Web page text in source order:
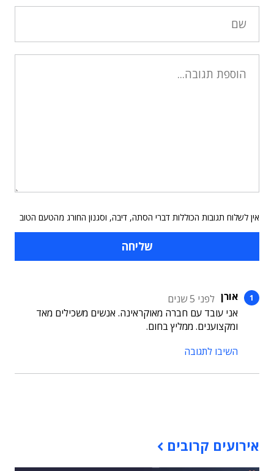
אין לשלוח תגובות הכוללות דברי הסתה, דיבה, וסגנון החורג מהטעם הטוב
אורן לפני 5 שנים
אני עובד עם חברה מאוקראינה. אנשים משכילים מאד
ומקצוענים. ממליץ בחום.
השיבו לתגובה
אירועים קרובים